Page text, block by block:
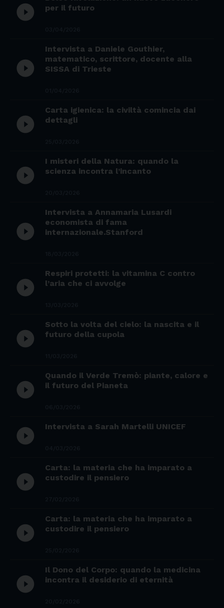
play_circle_filled
per il futuro
play_circle_filled
Intervista a Daniele Gouthier,
matematico, scrittore, docente alla
SISSA di Trieste
play_circle_filled
Carta igienica: la civiltà comincia dai
dettagli
play_circle_filled
I misteri della Natura: quando la
scienza incontra l’incanto
play_circle_filled
Intervista a Annamaria Lusardi
economista di fama
internazionale.Stanford
play_circle_filled
Respiri protetti: la vitamina C contro
l’aria che ci avvolge
play_circle_filled
Sotto la volta del cielo: la nascita e il
futuro della cupola
play_circle_filled
Quando il Verde Tremò: piante, calore e
il futuro del Pianeta
play_circle_filled Intervista a Sarah Martelli UNICEF
play_circle_filled
Carta: la materia che ha imparato a
custodire il pensiero
play_circle_filled
Carta: la materia che ha imparato a
custodire il pensiero
play_circle_filled
Il Dono del Corpo: quando la medicina
incontra il desiderio di eternità